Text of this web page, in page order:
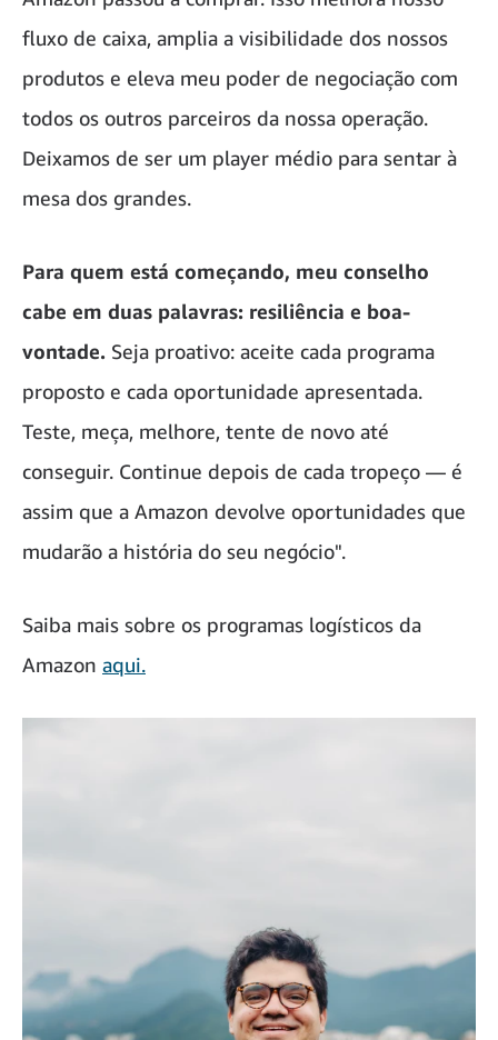
fluxo de caixa, amplia a visibilidade dos nossos
produtos e eleva meu poder de negociação com
todos os outros parceiros da nossa operação.
Deixamos de ser um player médio para sentar à
mesa dos grandes.
Para quem está começando, meu conselho
cabe em duas palavras: resiliência e boa-
vontade. Seja proativo: aceite cada programa
proposto e cada oportunidade apresentada.
Teste, meça, melhore, tente de novo até
conseguir. Continue depois de cada tropeço — é
assim que a Amazon devolve oportunidades que
mudarão a história do seu negócio".
Saiba mais sobre os programas logísticos da
Amazon aqui.